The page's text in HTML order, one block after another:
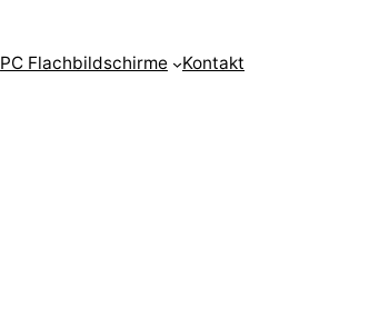
PC Flachbildschirme Kontakt